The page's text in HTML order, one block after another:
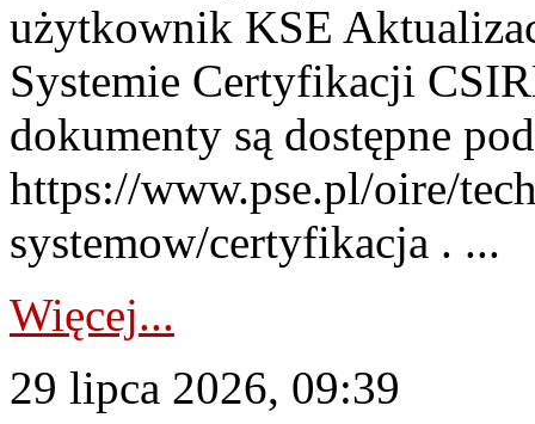
użytkownik KSE
Systemie Certyfikacji
dokumenty są dostępne
https://www.pse.pl/oire/
systemow/certyfikacja . ...
Więcej...
29 lipca 2026, 09:39